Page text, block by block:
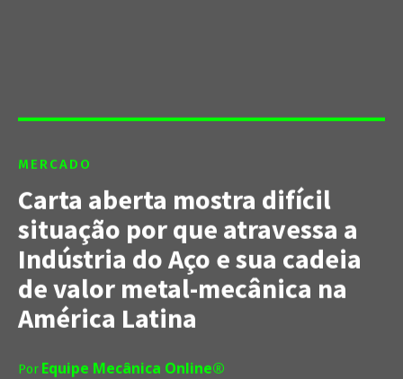
MERCADO
Carta aberta mostra difícil
situação por que atravessa a
Indústria do Aço e sua cadeia
de valor metal-mecânica na
América Latina
Por Equipe Mecânica Online®